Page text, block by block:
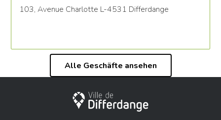
103, Avenue Charlotte L-4531 Differdange
Alle Geschäfte ansehen
Stadt Differdingen